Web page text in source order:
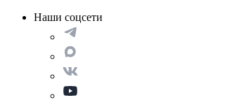
Наши соцсети